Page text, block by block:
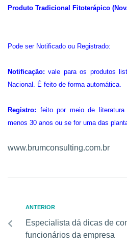
Produto Tradicional Fitoterápico
Pode ser Notificado ou Registrado:
Notificação: vale para os produtos
Nacional. É feito de forma automática.
Registro: feito por meio de
menos 30 anos ou se for uma das
www.brumconsulting.com.br
ANTERIOR
Especialista dá dicas de
funcionários da empresa